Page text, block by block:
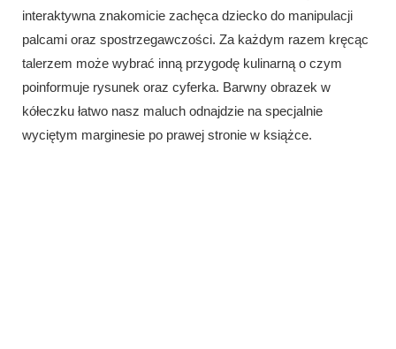
interaktywna znakomicie zachęca dziecko do manipulacji
palcami oraz spostrzegawczości. Za każdym razem kręcąc
talerzem może wybrać inną przygodę kulinarną o czym
poinformuje rysunek oraz cyferka. Barwny obrazek w
kółeczku łatwo nasz maluch odnajdzie na specjalnie
wyciętym marginesie po prawej stronie w książce.